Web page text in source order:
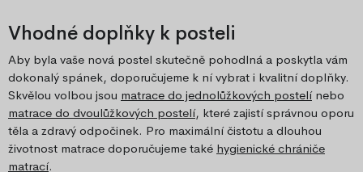
Vhodné doplňky k posteli
Aby byla vaše nová postel skutečně pohodlná a poskytla vám
dokonalý spánek, doporučujeme k ní vybrat i kvalitní doplňky.
Skvělou volbou jsou matrace do jednolůžkových postelínebo
matrace do dvoulůžkových postelí, které zajistí správnou oporu
těla a zdravý odpočinek. Pro maximální čistotu a dlouhou
životnost matrace doporučujeme také hygienické chrániče
matrací.